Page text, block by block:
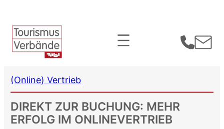
Inhalt
springen
(Online) Vertrieb
DIREKT ZUR BUCHUNG: MEHR
ERFOLG IM ONLINEVERTRIEB